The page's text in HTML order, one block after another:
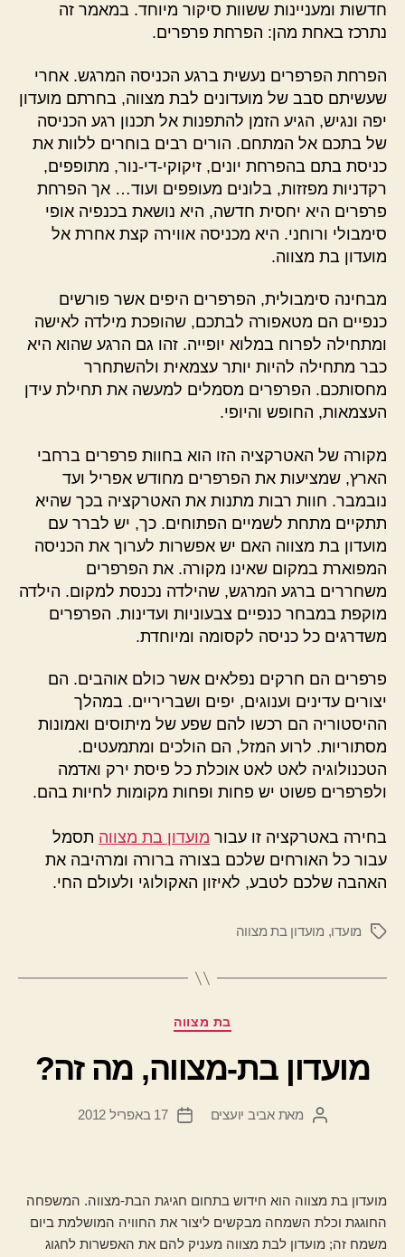
חדשות ומעניינות ששוות סיקור מיוחד. במאמר זה
נתרכז באחת מהן: הפרחת פרפרים.
הפרחת הפרפרים נעשית ברגע הכניסה המרגש. אחרי
שעשיתם סבב של מועדונים לבת מצווה, בחרתם מועדון
יפה ונגיש, הגיע הזמן להתפנות אל תכנון רגע הכניסה
של בתכם אל המתחם. הורים רבים בוחרים ללוות את
כניסת בתם בהפרחת יונים, זיקוקי-די-נור, מתופפים,
רקדניות מפזזות, בלונים מעופפים ועוד… אך הפרחת
פרפרים היא יחסית חדשה, היא נושאת בכנפיה אופי
סימבולי ורוחני. היא מכניסה אווירה קצת אחרת אל
מועדון בת מצווה.
מבחינה סימבולית, הפרפרים היפים אשר פורשים
כנפיים הם מטאפורה לבתכם, שהופכת מילדה לאישה
ומתחילה לפרוח במלוא יופייה. זהו גם הרגע שהוא היא
כבר מתחילה להיות יותר עצמאית ולהשתחרר
מחסותכם. הפרפרים מסמלים למעשה את תחילת עידן
העצמאות, החופש והיופי.
מקורה של האטרקציה הזו הוא בחוות פרפרים ברחבי
הארץ, שמציעות את הפרפרים מחודש אפריל ועד
נובמבר. חוות רבות מתנות את האטרקציה בכך שהיא
תתקיים מתחת לשמיים הפתוחים. כך, יש לברר עם
מועדון בת מצווה האם יש אפשרות לערוך את הכניסה
המפוארת במקום שאינו מקורה. את הפרפרים
משחררים ברגע המרגש, שהילדה נכנסת למקום. הילדה
מוקפת במבחר כנפיים צבעוניות ועדינות. הפרפרים
משדרגים כל כניסה לקסומה ומיוחדת.
פרפרים הם חרקים נפלאים אשר כולם אוהבים. הם
יצורים עדינים וענוגים, יפים ושבריריים. במהלך
ההיסטוריה הם רכשו להם שפע של מיתוסים ואמונות
מסתוריות. לרוע המזל, הם הולכים ומתמעטים.
הטכנולוגיה לאט לאט אוכלת כל פיסת ירק ואדמה
ולפרפרים פשוט יש פחות ופחות מקומות לחיות בהם.
בחירה באטרקציה זו עבור מועדון בת מצווה תסמל
עבור כל האורחים שלכם בצורה ברורה ומרהיבה את
האהבה שלכם לטבע, לאיזון האקולוגי ולעולם החי.
תגיותמועדו, מועדון בת מצווה
קטגוריות
בת מצווה
מועדון בת-מצווה, מה זה?
המחבר
מאתאביב יועצים
תאריך
17 באפריל 2012
מועדון בת מצווה הוא חידוש בתחום חגיגת הבת-מצווה. המשפחה
החוגגת וכלת השמחה מבקשים ליצור את החוויה המושלמת ביום
משמח זה; מועדון לבת מצווה מעניק להם את האפשרות לחגוג